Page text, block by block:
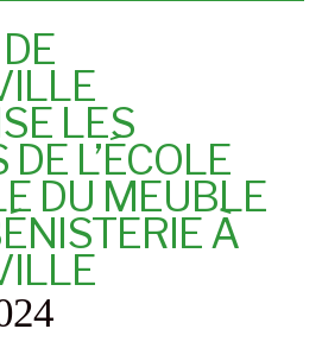
LES
L’ÉCOLE
DU MEUBLE
À